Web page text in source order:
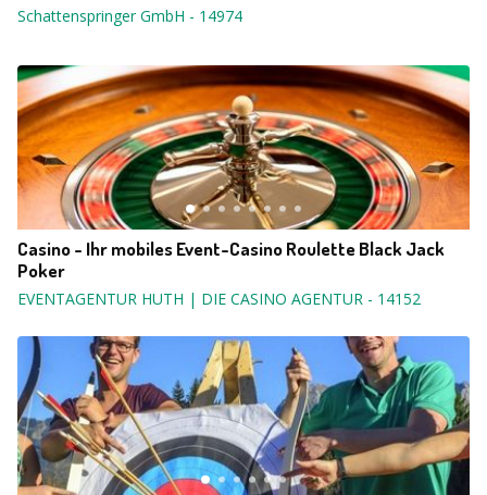
Schattenspringer GmbH - 14974
Casino - Ihr mobiles Event-Casino Roulette Black Jack
Poker
EVENTAGENTUR HUTH | DIE CASINO AGENTUR - 14152